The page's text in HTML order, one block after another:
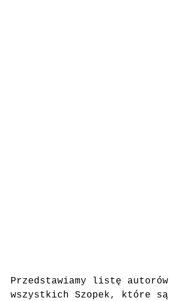
Przedstawiamy listę autorów
wszystkich Szopek, które są